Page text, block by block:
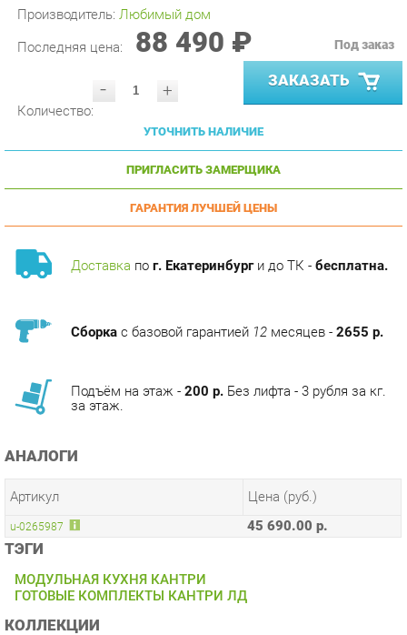
Последняя цена: 88 490 ₽
- ЗАКАЗАТЬ
УТОЧНИТЬ НАЛИЧИЕ
ПРИГЛАСИТЬ ЗАМЕРЩИКА
ГАРАНТИЯ ЛУЧШЕЙ ЦЕНЫ
Доставкапог. Екатеринбурги до ТК -бесплатна.
АНАЛОГИ
Артикул
u-0265987 45 690.00 р.
ТЭГИ
МОДУЛЬНАЯ КУХНЯ КАНТРИ
ГОТОВЫЕ КОМПЛЕКТЫ КАНТРИ ЛД
КОЛЛЕКЦИИ
КАНТРИ ЛД